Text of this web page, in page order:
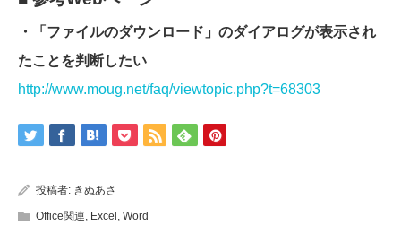
・「ファイルのダウンロード」のダイアログが表示され
たことを判断したい
http://www.moug.net/faq/viewtopic.php?t=68303
投稿者: きぬあさ
Office関連 Excel Word